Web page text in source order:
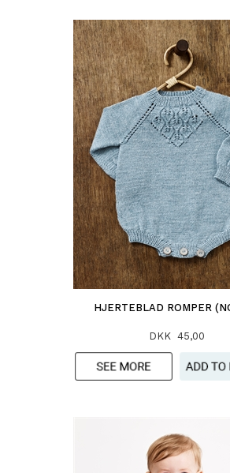
HJERTEBLAD ROMPER
DKK 45,00